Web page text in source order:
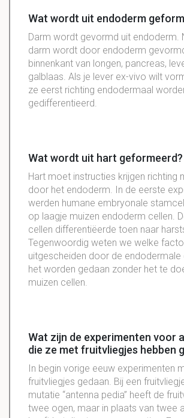
Wat wordt uit endoderm
Darm wordt gevormd uit endoderm.
darm wordt door endoderm
binnenkant van longen, pancreas,
galblaas. Als je lever ex-vivo wilt
ze eerst richting endodermaal
gedifferentieerd.
Wat wordt uit hart geformeerd?
Hart moet instructies krijgen richting
door het endoderm. In de eerste
werden humane embryonale
op laagje muizen endoderm cellen.
cellen differentiëerde toen naar
Tegenwoordig weten we welke
uitgescheiden door de endodermale
het worden gedaan zonder het te
muizen cellen.
Wat zijn de experimenten voor
die ze met fruitvliegjes hebben
In begin vorige eeuw experimenten
fruitvliegjes gedaan. Bij een
mutatie “antenna pedia” heeft de
twee ogen, maar in plaats van twee